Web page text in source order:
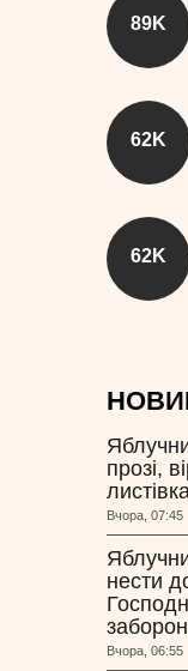
89K
62K
62K
прозі,
Вчора, 07:45
нести
Вчора, 06:55